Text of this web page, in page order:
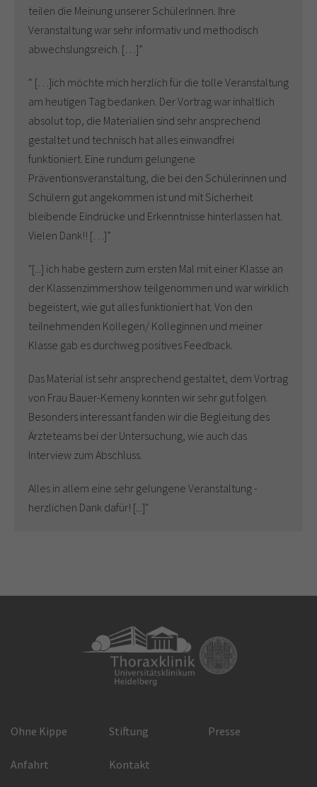
teilen die Meinung unserer SchülerInnen. Ihre
Veranstaltung war sehr informativ und methodisch
abwechslungsreich. […]”
“ […]ich möchte mich herzlich für die tolle Veranstaltung
am heutigen Tag bedanken. Der Vortrag war inhaltlich
absolut top, die Materialien sind sehr ansprechend
gestaltet und technisch hat alles einwandfrei
funktioniert. Eine rundum gelungene
Präventionsveranstaltung, die bei den Schülerinnen und
Schülern gut angekommen ist und mit Sicherheit
bleibende Eindrücke und Erkenntnisse hinterlassen hat.
Vielen Dank!! […]”
"[...] ich habe gestern zum ersten Mal mit einer Klasse an
der Klassenzimmershow teilgenommen und war wirklich
begeistert, wie gut alles funktioniert hat. Von den
teilnehmenden Kollegen/ Kolleginnen und meiner
Klasse gab es durchweg positives Feedback.
Das Material ist sehr ansprechend gestaltet, dem Vortrag
von Frau Bauer-Kemeny konnten wir sehr gut folgen.
Besonders interessant fanden wir die Begleitung des
Ärzteteams bei der Untersuchung, wie auch das
Interview zum Abschluss.
Alles in allem eine sehr gelungene Veranstaltung -
herzlichen Dank dafür! [...]"
Ohne Kippe Stiftung Presse
Anfahrt Kontakt